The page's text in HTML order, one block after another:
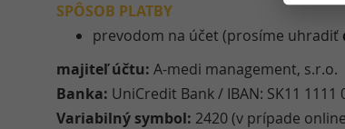
SPÔSOB PLATBY
prevodom na účet (prosíme uhradiť
majiteľ účtu: A-medi management, s.r.o.
Banka: UniCredit Bank / IBAN: SK11 1111
Variabilný symbol: 2420 (v prípade